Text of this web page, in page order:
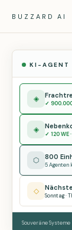
BUZZARD AI
KI-AGENT
◈ ✓
◈ ✓ 120 WE
⬡ 800
5 Agenten
◇ Sonntag ·
Souveräne Systeme